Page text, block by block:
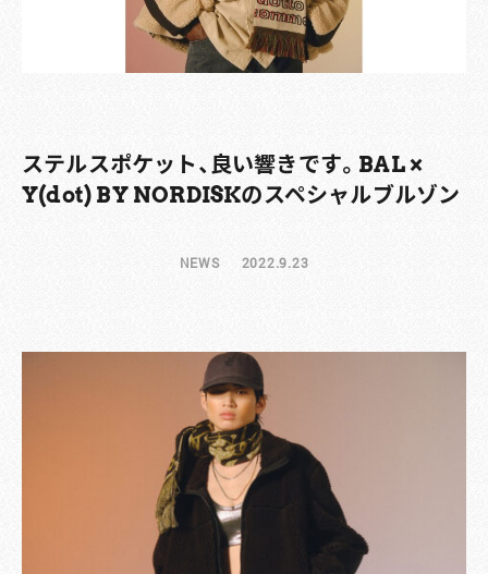
ステルスポケット、良い響きです。BAL ×
Y(dot) BY NORDISKのスペシャルブルゾン
NEWS 2022.9.23